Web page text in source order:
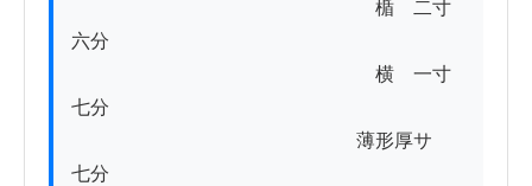
楯　二寸
六分
横　一寸
七分
薄形厚サ
七分